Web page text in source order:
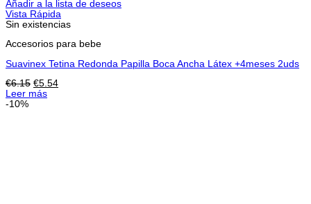
Añadir a la lista de deseos
Vista Rápida
Sin existencias
Accesorios para bebe
Suavinex Tetina Redonda Papilla Boca Ancha Látex +4meses 2uds
€6.15 El
precio
€5.54El
Leer más
-10%